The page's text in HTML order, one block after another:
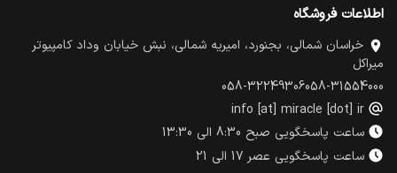
اطلاعات فروشگاه
خراسان شمالی، بجنورد، امیریه شمالی، نبش خیابان وداد کامپیوتر
میراکل
058-31554000
058-32249306
info [at] miracle [dot] ir
ساعت پاسخگویی صبح 8:30 الی 13:30
ساعت پاسخگویی عصر 17 الی 21